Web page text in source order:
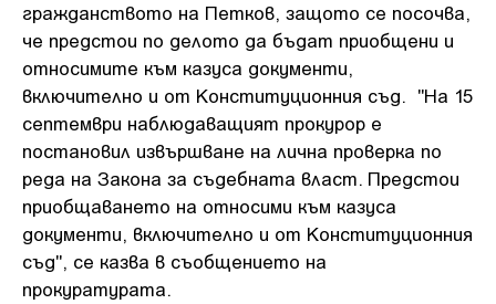
гражданството на Петков, защото се посочва,
че предстои по делото да бъдат приобщени и
относимите към казуса документи,
включително и от Конституционния съд. "На 15
септември наблюдаващият прокурор е
постановил извършване на лична проверка по
реда на Закона за съдебната власт. Предстои
приобщаването на относими към казуса
документи, включително и от Конституционния
съд", се казва в съобщението на
прокуратурата.